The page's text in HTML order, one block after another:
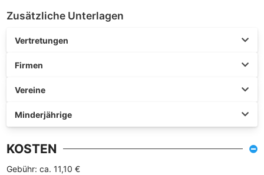
Zusätzliche Unterlagen
Vertretungen
Firmen
Vereine
Minderjährige
KOSTEN
Gebühr: ca. 11,10 €